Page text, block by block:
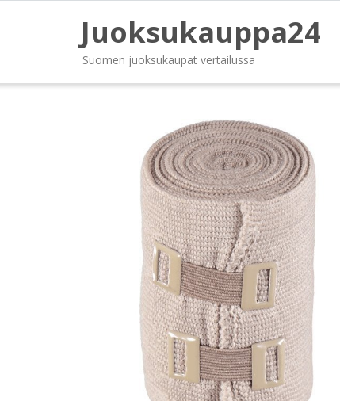
Juoksukauppa24
Suomen juoksukaupat vertailussa